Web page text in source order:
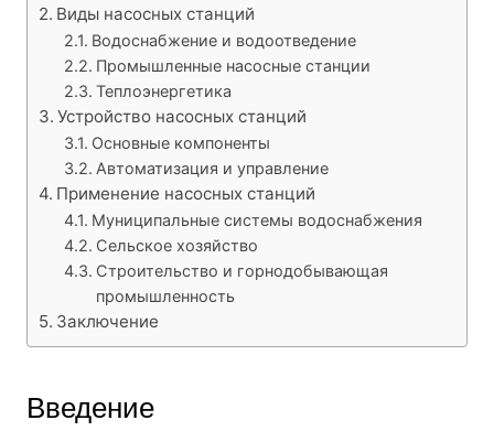
Виды насосных станций
Водоснабжение и водоотведение
Промышленные насосные станции
Теплоэнергетика
Устройство насосных станций
Основные компоненты
Автоматизация и управление
Применение насосных станций
Муниципальные системы водоснабжения
Сельское хозяйство
Строительство и горнодобывающая
промышленность
Заключение
Введение